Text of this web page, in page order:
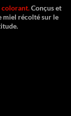
colorant.Conçus et
miel récolté sur le